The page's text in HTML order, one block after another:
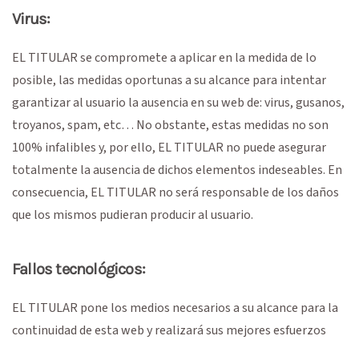
Virus:
EL TITULAR se compromete a aplicar en la medida de lo
posible, las medidas oportunas a su alcance para intentar
garantizar al usuario la ausencia en su web de: virus, gusanos,
troyanos, spam, etc… No obstante, estas medidas no son
100% infalibles y, por ello, EL TITULAR no puede asegurar
totalmente la ausencia de dichos elementos indeseables. En
consecuencia, EL TITULAR no será responsable de los daños
que los mismos pudieran producir al usuario.
Fallos tecnológicos:
EL TITULAR pone los medios necesarios a su alcance para la
continuidad de esta web y realizará sus mejores esfuerzos